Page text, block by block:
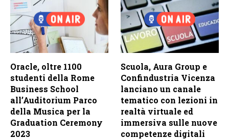
Oracle, oltre 1100
studenti della Rome
Business School
all’Auditorium Parco
della Musica per la
Graduation Ceremony
2023
Scuola, Aura Group e
Confindustria Vicenza
lanciano un canale
tematico con lezioni in
realtà virtuale ed
immersiva sulle nuove
competenze digitali